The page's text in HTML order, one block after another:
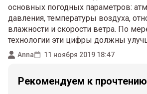
основных погодных параметров:
давления, температуры воздуха,
влажности и скорости ветра. По
технологии эти цифры должны
Anna 11 ноября 2019 18:47
Рекомендуем к прочтению